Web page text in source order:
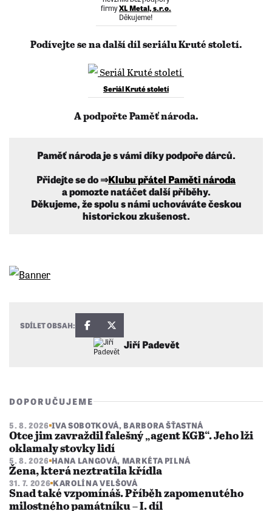
firmyXL Metal, s.r.o.
Děkujeme!
Podívejte se na další díl seriálu Kruté století.
Seriál Kruté století
A podpořte Paměť národa.
Paměť národa je s vámi díky podpoře dárců.
Přidejte se do ⇒Klubu přátel Paměti národa
a pomozte natáčet další příběhy.
Děkujeme, že spolu s námi uchováváte českou
historickou zkušenost.
Jiří Padevět
SDÍLET OBSAH:
DOPORUČUJEME
5. 8. 2026 IVA SOBOTKOVÁ, BARBORA ŠŤASTNÁ
Otce jim zavraždil falešný „agent KGB“. Jeho lži
oklamaly stovky lidí
5. 8. 2026 HANA LANGOVÁ, MARKÉTA PILNÁ
Žena, která neztratila křídla
31. 7. 2026 KAROLÍNA VELŠOVÁ
Snad také vzpomínáš. Příběh zapomenutého
milostného památníku – I. díl